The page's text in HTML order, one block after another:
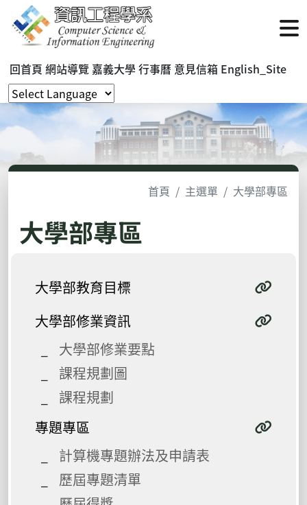
回首頁 網站導覽 嘉義大學行事曆 意見信箱 English_Site
首頁 主選單 大學部專區
大學部專區
大學部教育目標
大學部修業資訊
大學部修業要點
課程規劃圖
課程規劃
專題專區
計算機專題辦法及申請表
歷屆專題清單